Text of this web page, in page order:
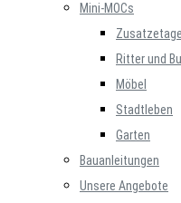
Mini-MOCs
Ritter und
Möbel
Stadtleben
Garten
Bauanleitungen
Unsere Angebote